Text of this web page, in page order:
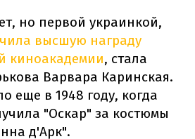
но первой украинкой,
высшую награду
киноакадемии, стала
Варвара Каринская.
еще в 1948 году, когда
"Оскар" за костюмы
д'Арк".